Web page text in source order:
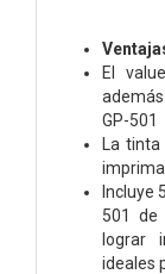
El
GP-501
La
Incluye
501 de
lograr
ideales